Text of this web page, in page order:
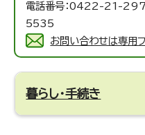
電話番号：0422-21-
5535
お問い合わせは専用
暮らし・手続き